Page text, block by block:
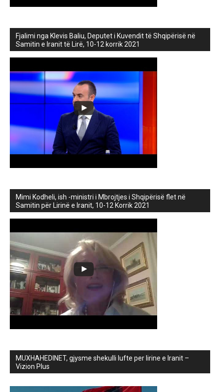
Fjalimi nga Klevis Baliu, Deputet i Kuvendit të Shqipërisë në
Samitin e Iranit të Lirë, 10-12 korrik 2021
Mimi Kodheli, ish -ministri i Mbrojtjes i Shqipërisë flet në
Samitin për Lirinë e Iranit, 10-12 Korrik 2021
MUXHAHEDINET, gjysme shekulli lufte per lirine e Iranit –
Vizion Plus